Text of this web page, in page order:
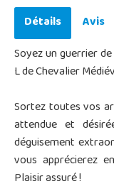
Détails Avis
Soyez un guerrier
L de Chevalier
Sortez toutes vos
attendue et
déguisement
vous apprécierez
Plaisir assuré !